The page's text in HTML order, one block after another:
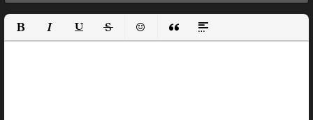
Полужирный
КурсивПодчеркнутый
ЗачеркнутыйВставить смайлик
Вставка цитаты
Вставка спойлера